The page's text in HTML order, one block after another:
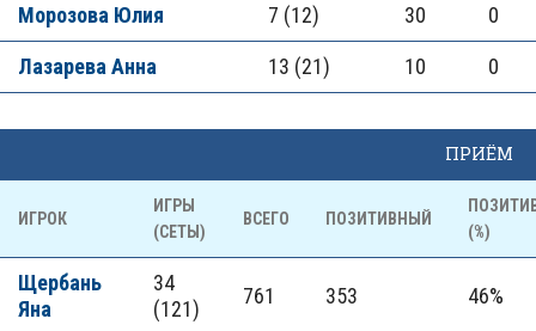
Морозова Юлия 7 (12) 30 0
Лазарева Анна 13 (21) 10 0
ПРИЁМ
ИГРОК
ИГРЫ
(СЕТЫ)
ВСЕГО ПОЗИТИВНЫЙ
(%)
Щербань
Яна
34
(121)
761 353 46%